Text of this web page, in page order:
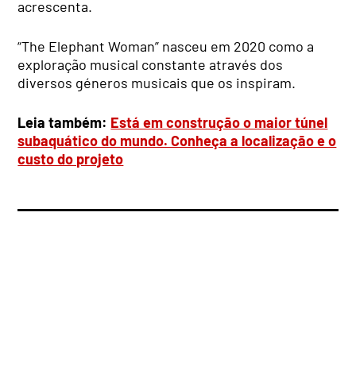
acrescenta.
“The Elephant Woman” nasceu em 2020 como a
exploração musical constante através dos
diversos géneros musicais que os inspiram.
Leia também: Está em construção o maior túnel
subaquático do mundo. Conheça a localização e o
custo do projeto